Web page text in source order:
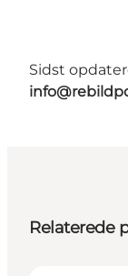
Sidst
Relaterede